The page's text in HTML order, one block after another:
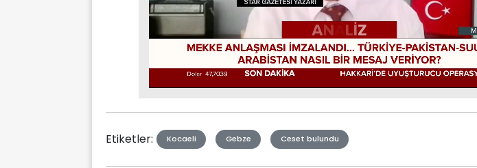
Stream
Etiketler: Kocaeli Gebze Ceset bulundu